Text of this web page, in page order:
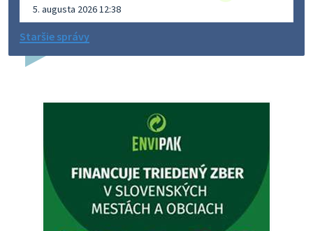
5. augusta 2026 12:38
Dovolenka - MUDr. Marián Sivoň
budeZATVORENÁ z dôvodu čerpania dovolenky. Akútne
prípady bude riešiť MUDr.Fisch…
Zajtrajší zvoz odpadu
Vážený občan, zajtra 5. 8. sa bude zvážať komunálny odpad.
4. augusta 2026 15:30
Staršie správy